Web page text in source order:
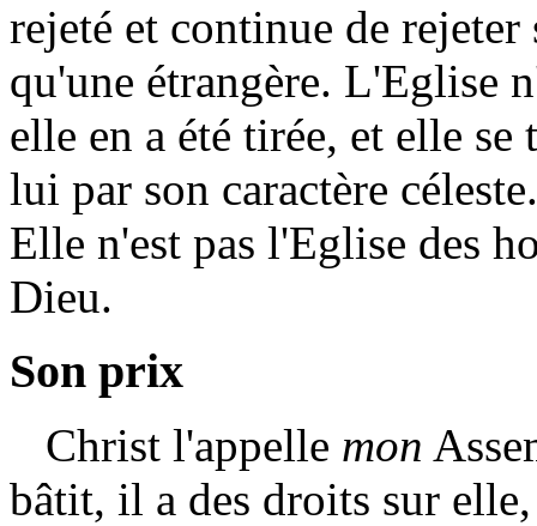
rejeté et continue de
qu'une étrangère. L'Eglise
elle en a été tirée, et elle
lui par son caractère céleste.
Elle n'est pas l'Eglise des
Dieu.
Son prix
Christ l'appelle mon
bâtit, il a des droits sur